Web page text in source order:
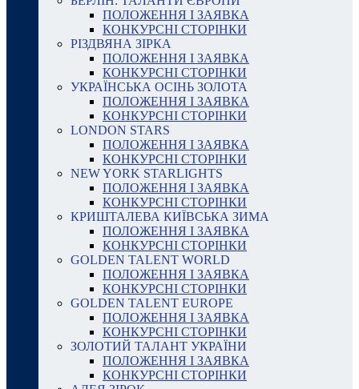
ПОЛОЖЕННЯ І ЗАЯВКА
КОНКУРСНІ СТОРІНКИ
РІЗДВЯНА ЗІРКА
ПОЛОЖЕННЯ І ЗАЯВКА
КОНКУРСНІ СТОРІНКИ
УКРАЇНСЬКА ОСІНЬ ЗОЛОТА
ПОЛОЖЕННЯ І ЗАЯВКА
КОНКУРСНІ СТОРІНКИ
LONDON STARS
ПОЛОЖЕННЯ І ЗАЯВКА
КОНКУРСНІ СТОРІНКИ
NEW YORK STARLIGHTS
ПОЛОЖЕННЯ І ЗАЯВКА
КОНКУРСНІ СТОРІНКИ
КРИШТАЛЕВА КИЇВСЬКА ЗИМА
ПОЛОЖЕННЯ І ЗАЯВКА
КОНКУРСНІ СТОРІНКИ
GOLDEN TALENT WORLD
ПОЛОЖЕННЯ І ЗАЯВКА
КОНКУРСНІ СТОРІНКИ
GOLDEN TALENT EUROPE
ПОЛОЖЕННЯ І ЗАЯВКА
КОНКУРСНІ СТОРІНКИ
ЗОЛОТИЙ ТАЛАНТ УКРАЇНИ
ПОЛОЖЕННЯ І ЗАЯВКА
КОНКУРСНІ СТОРІНКИ